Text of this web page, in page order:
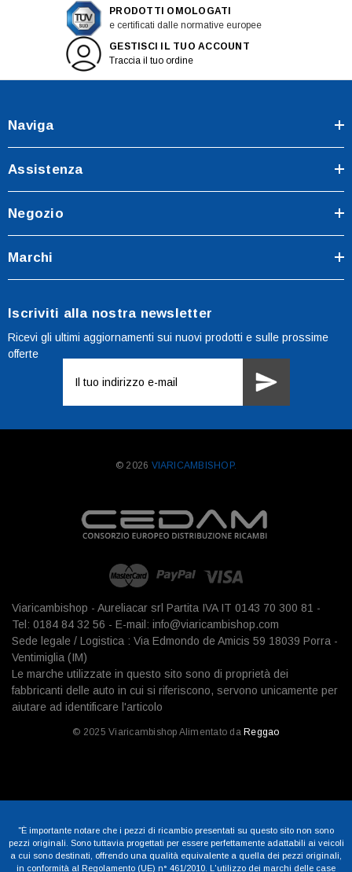
PRODOTTI OMOLOGATI
e certificati dalle normative europee
GESTISCI IL TUO ACCOUNT
Traccia il tuo ordine
Naviga
Assistenza
Negozio
Marchi
Iscriviti alla nostra newsletter
Ricevi gli ultimi aggiornamenti sui nuovi prodotti e sulle prossime
offerte
mail
© 2026 VIARICAMBISHOP.
Viaricambishop - Aureliacar srl Partita IVA IT 0143 70 300 81 -
Tel: 0184 84 32 56 - E-mail: info@viaricambishop.com
Sede legale / Logistica : Via Edmondo de Amicis 59 18039 Porra -
Ventimiglia (IM)
Le marche utilizzate in questo sito sono di proprietà dei
fabbricanti delle auto in cui si riferiscono, servono unicamente per
aiutare ad identificare l'articolo
© 2025 Viaricambishop Alimentato da Reggao
"È importante notare che i pezzi di ricambio presentati su questo sito non sono
pezzi originali. Sono tuttavia progettati per essere perfettamente adattabili ai veicoli
a cui sono destinati, offrendo una qualità equivalente a quella dei pezzi originali,
in conformità al Regolamento (UE) n° 461/2010. L'utilizzo dei marchi delle case